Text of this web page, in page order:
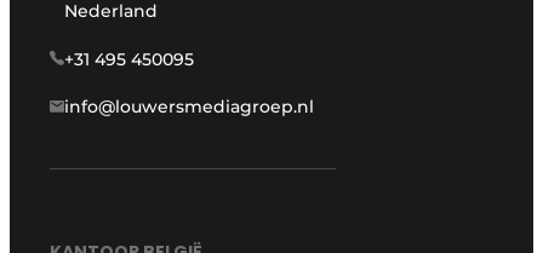
Nederland
+31 495 450095
info@louwersmediagroep.nl